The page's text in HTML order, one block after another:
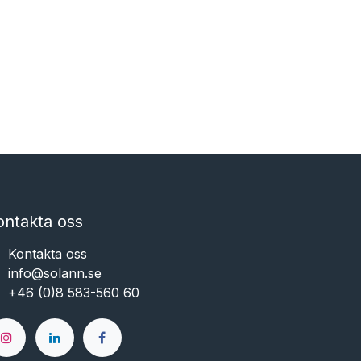
oss
Kontakta oss
info@solann.se​​​​​​
+46 (0)8 583-560 60